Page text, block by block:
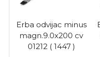
Erba odvijac minus
magn.9.0x200 cv
01212 ( 1447 )